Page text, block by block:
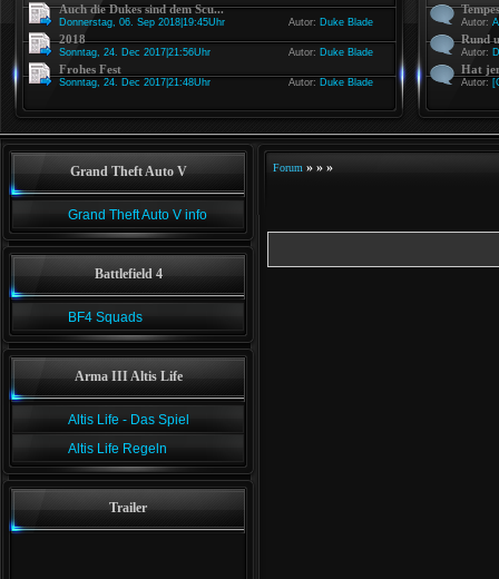
Auch die Dukes sind dem Scu...
Donnerstag, 06. Sep 2018|19:45Uhr Autor: Duke Blade
2018
Sonntag, 24. Dec 2017|21:56Uhr Autor: Duke Blade
Frohes Fest
Sonntag, 24. Dec 2017|21:48Uhr Autor: Duke Blade
Autor:
Rund
Autor:
Hat
Autor:
Grand Theft Auto V
Grand Theft Auto V info
Battlefield 4
BF4 Squads
Arma III Altis Life
Altis Life - Das Spiel
Altis Life Regeln
Trailer
Forum » » »